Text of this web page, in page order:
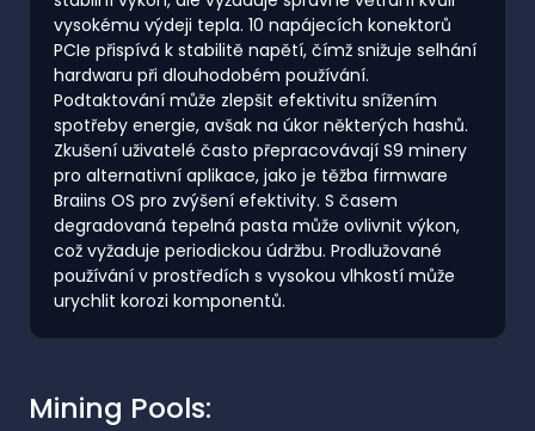
vysokému výdeji tepla. 10 napájecích konektorů
PCIe přispívá k stabilitě napětí, čímž snižuje selhání
hardwaru při dlouhodobém používání.
Podtaktování může zlepšit efektivitu snížením
spotřeby energie, avšak na úkor některých hashů.
Zkušení uživatelé často přepracovávají S9 minery
pro alternativní aplikace, jako je těžba firmware
Braiins OS pro zvýšení efektivity. S časem
degradovaná tepelná pasta může ovlivnit výkon,
což vyžaduje periodickou údržbu. Prodlužované
používání v prostředích s vysokou vlhkostí může
urychlit korozi komponentů.
Mining Pools: